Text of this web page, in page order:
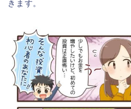
きます。